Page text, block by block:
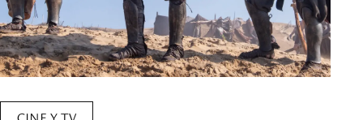
CINE Y TV